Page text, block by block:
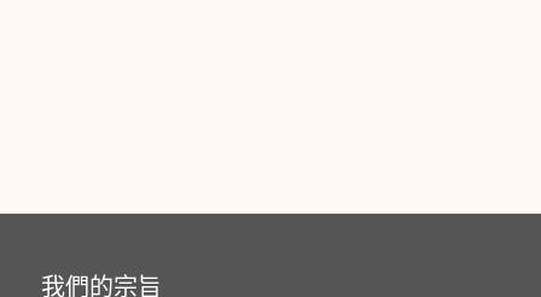
我們的宗旨